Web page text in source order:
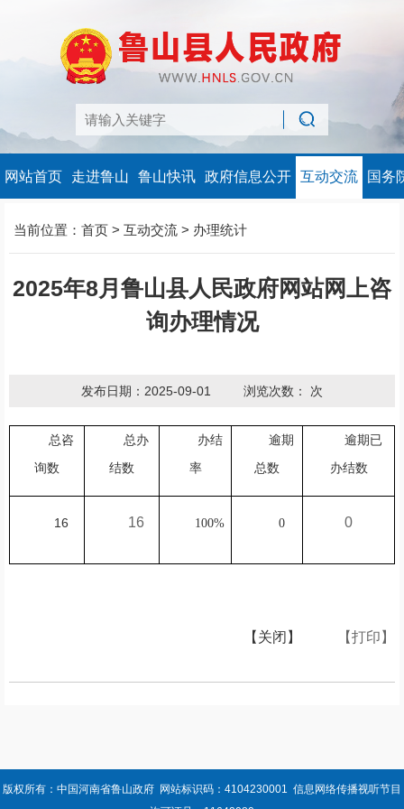
网站首页 走进鲁山 鲁山快讯 政府信息公开 互动交流 国务
当前位置： 首页 > 互动交流 > 办理统计
2025年8月鲁山县人民政府网站网上咨
询办理情况
发布日期：2025-09-01 浏览次数： 次
总咨
询数
总办
结数
办结
率
逾期
总数
逾期已
办结数
16 16 100% 0 0
【打印】
【关闭】
版权所有：中国河南省鲁山政府 网站标识码：4104230001 信息网络传播视听节目